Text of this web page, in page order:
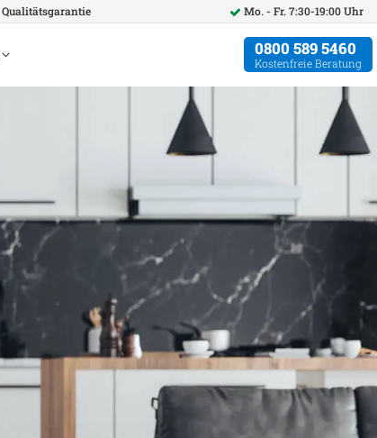
Qualitätsgarantie Mo. - Fr. 7:30-19:00 Uhr
0800 589 5460
Kostenfreie Beratung